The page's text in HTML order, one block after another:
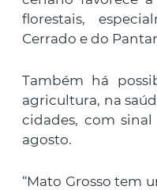
florestais,
Cerrado e do
Também há
agricultura, na
cidades, com
agosto.
“Mato Grosso tem